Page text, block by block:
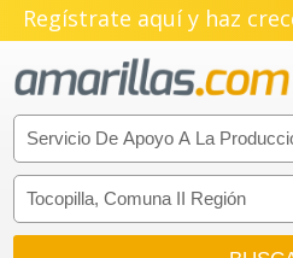
Regístrate aquí y haz